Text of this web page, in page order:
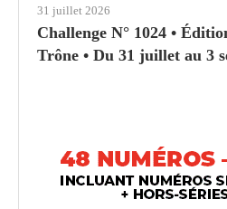
31 juillet 2026
Challenge N° 1024 •
Trône • Du 31 juillet au 3